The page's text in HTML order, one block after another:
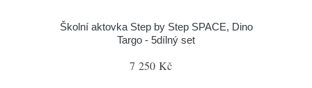
Školní aktovka Step by Step SPACE, Dino
Targo - 5dílný set
7 250 Kč